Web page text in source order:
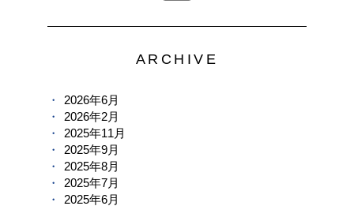
ARCHIVE
2026年6月
2026年2月
2025年11月
2025年9月
2025年8月
2025年7月
2025年6月